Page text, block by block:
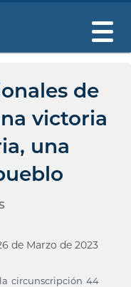
de
victoria
una
de Marzo de 2023
circunscripción 44